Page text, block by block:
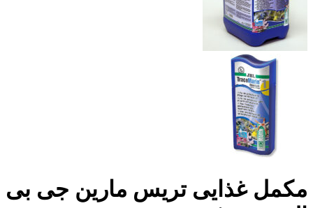
مکمل غذایی تریس مارین جی بی